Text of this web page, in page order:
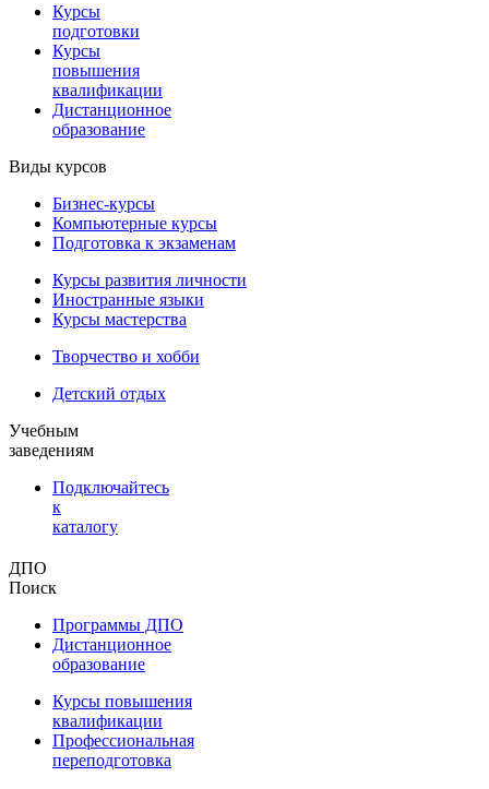
Курсы
подготовки
Курсы
повышения
квалификации
Дистанционное
образование
Виды курсов
Бизнес-курсы
Компьютерные курсы
Подготовка к экзаменам
Курсы развития личности
Иностранные языки
Курсы мастерства
Творчество и хобби
Детский отдых
Учебным
заведениям
Подключайтесь
к
каталогу
ДПО
Поиск
Программы ДПО
Дистанционное
образование
Курсы повышения
квалификации
Профессиональная
переподготовка